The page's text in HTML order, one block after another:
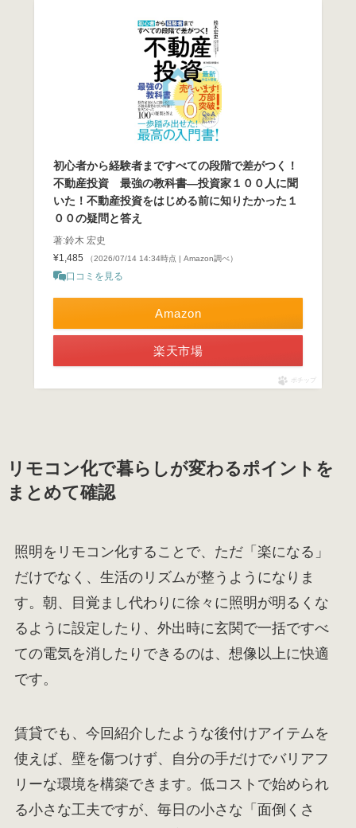
初心者から経験者まですべての段階で差がつく！
不動産投資 最強の教科書―投資家１００人に聞
いた！不動産投資をはじめる前に知りたかった１
００の疑問と答え
著:鈴木 宏史
¥1,485
（2026/07/14 14:34時点 | Amazon調べ）
口コミを見る
Amazon
楽天市場
ポチップ
リモコン化で暮らしが変わるポイントを
まとめて確認
照明をリモコン化することで、ただ「楽になる」
だけでなく、生活のリズムが整うようになりま
す。朝、目覚まし代わりに徐々に照明が明るくな
るように設定したり、外出時に玄関で一括ですべ
ての電気を消したりできるのは、想像以上に快適
です。
賃貸でも、今回紹介したような後付けアイテムを
使えば、壁を傷つけず、自分の手だけでバリアフ
リーな環境を構築できます。低コストで始められ
る小さな工夫ですが、毎日の小さな「面倒くさ